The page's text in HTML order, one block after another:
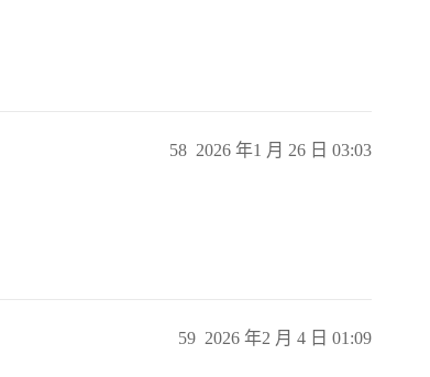
2026 年1 月 26 日 03:03
58
2026 年2 月 4 日 01:09
59